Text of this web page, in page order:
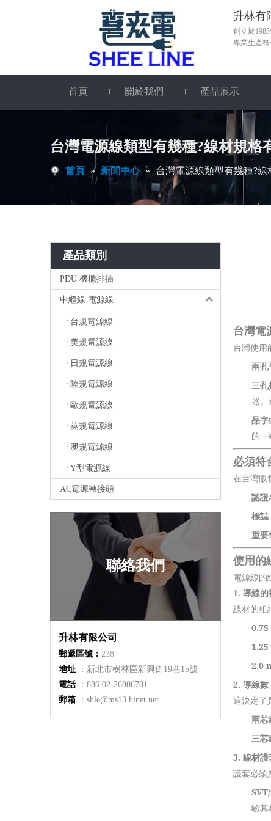
升林有
創立於
專業生產
首頁 關於我們 產品展示
台灣電源線類型有幾種?線材規格
首頁 » 新聞中心 » 台灣電源線類型有幾種?
產品類別
PDU 機櫃排插
中繼線 電源線
台規電源線
美規電源線
日規電源線
陸規電源線
歐規電源線
英規電源線
澳規電源線
Y型電源線
AC電源轉接頭
聯絡我們
升林有限公司
郵遞區號： 238
地址 ：新北市樹林區新興街19巷15號
電話：886 02-26806781
郵箱 ：shle@ms13.hinet.net
台灣電
台灣使用
兩
三孔
器
品字
的一
必須符
在台灣販
認證
標誌
重要
使用的
電源線的
1. 導線
線材的粗
0.75
1.25
2.0
2. 導線數
這決定了
兩芯
三芯
3. 線材護
護套必須
驗其